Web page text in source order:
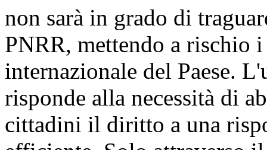
non sarà in grado di
PNRR, mettendo a rischio
internazionale del Paese.
risponde alla necessità di
cittadini il diritto a una